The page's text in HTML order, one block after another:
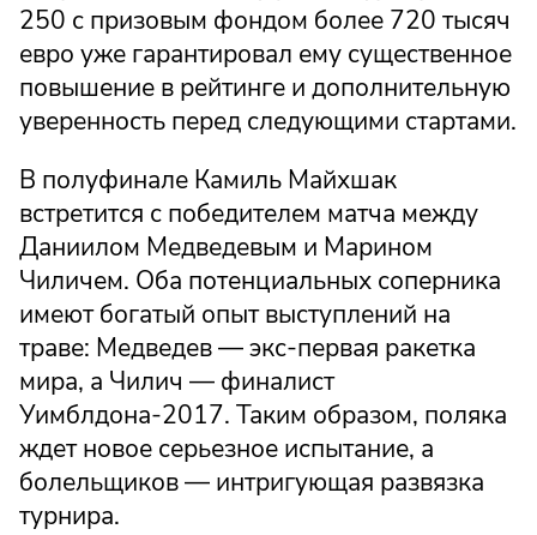
250 с призовым фондом более 720 тысяч
евро уже гарантировал ему существенное
повышение в рейтинге и дополнительную
уверенность перед следующими стартами.
В полуфинале Камиль Майхшак
встретится с победителем матча между
Даниилом Медведевым и Марином
Чиличем. Оба потенциальных соперника
имеют богатый опыт выступлений на
траве: Медведев — экс-первая ракетка
мира, а Чилич — финалист
Уимблдона-2017. Таким образом, поляка
ждет новое серьезное испытание, а
болельщиков — интригующая развязка
турнира.